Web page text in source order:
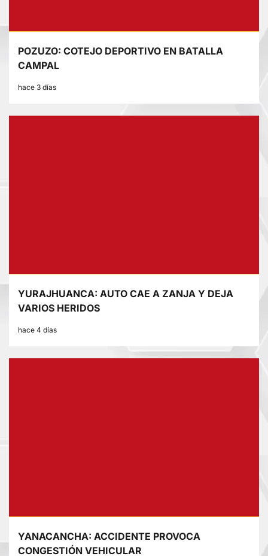
POZUZO: COTEJO DEPORTIVO EN BATALLA
CAMPAL
hace 3 días
YURAJHUANCA: AUTO CAE A ZANJA Y DEJA
VARIOS HERIDOS
hace 4 días
YANACANCHA: ACCIDENTE PROVOCA
CONGESTIÓN VEHICULAR